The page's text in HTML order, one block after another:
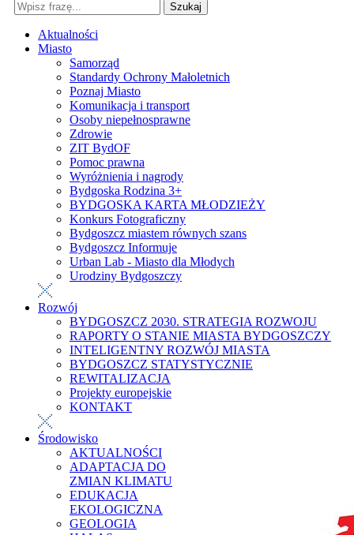
Szukaj
Aktualności
Miasto
Samorząd
Standardy Ochrony Małoletnich
Poznaj Miasto
Komunikacja i transport
Osoby niepełnosprawne
Zdrowie
ZIT BydOF
Pomoc prawna
Wyróżnienia i nagrody
Bydgoska Rodzina 3+
BYDGOSKA KARTA MŁODZIEŻY
Konkurs Fotograficzny
Bydgoszcz miastem równych szans
Bydgoszcz Informuje
Urban Lab - Miasto dla Młodych
Urodziny Bydgoszczy
Rozwój
BYDGOSZCZ 2030. STRATEGIA ROZWOJU
RAPORTY O STANIE MIASTA BYDGOSZCZY
INTELIGENTNY ROZWÓJ MIASTA
BYDGOSZCZ STATYSTYCZNIE
REWITALIZACJA
Projekty europejskie
KONTAKT
Środowisko
AKTUALNOŚCI
ADAPTACJA DO
ZMIAN KLIMATU
EDUKACJA
EKOLOGICZNA
GEOLOGIA